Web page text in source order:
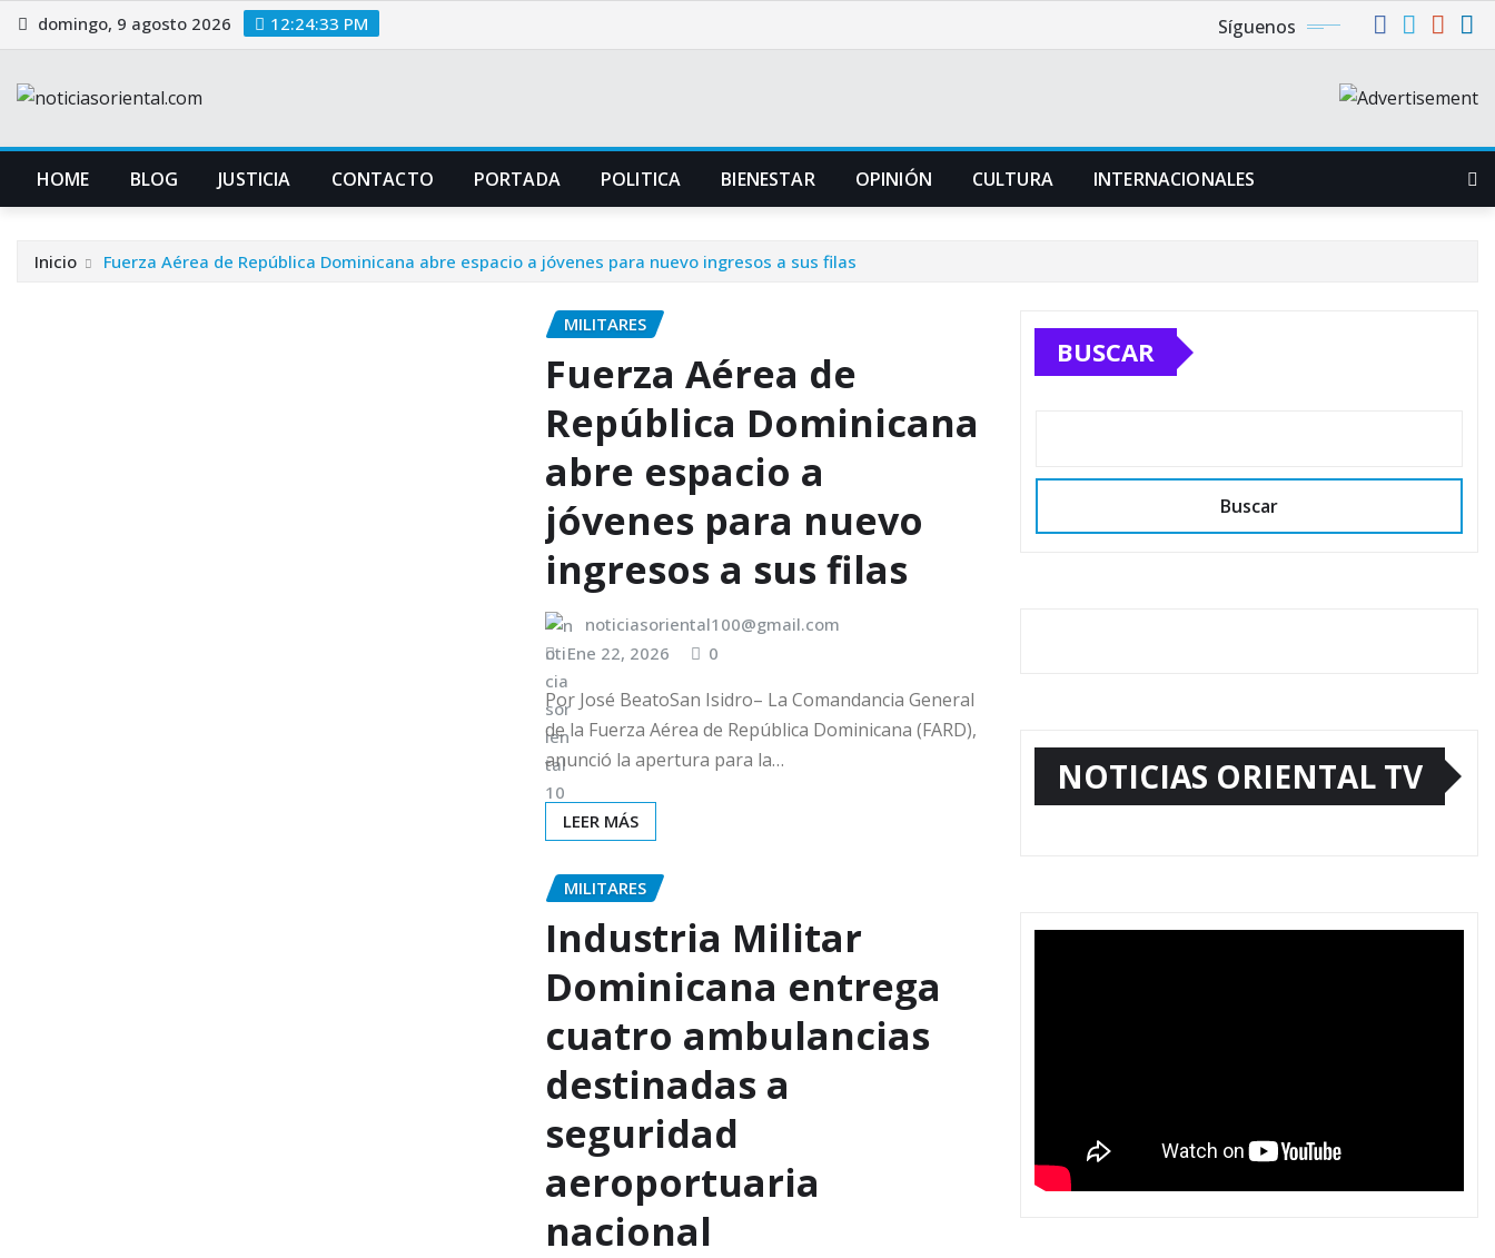
Saltar
al
domingo, 9 agosto 2026 12:24:34 PM Síguenos
HOME BLOG JUSTICIA CONTACTO PORTADA POLITICA BIENESTAR OPINIÓN CULTURA INTERNACIONALES
Inicio Fuerza Aérea de República Dominicana abre espacio a jóvenes para nuevo ingresos a sus filas
MILITARES
Fuerza Aérea de
República Dominicana
abre espacio a
jóvenes para nuevo
ingresos a sus filas
noticiasoriental100@gmail.com
Ene 22, 2026
0
Por José BeatoSan Isidro– La Comandancia General
de la Fuerza Aérea de República Dominicana (FARD),
anunció la apertura para la…
LEER MÁS
MILITARES
Industria Militar
Dominicana entrega
cuatro ambulancias
destinadas a
seguridad
aeroportuaria
nacional
BUSCAR
Buscar
NOTICIAS ORIENTAL TV